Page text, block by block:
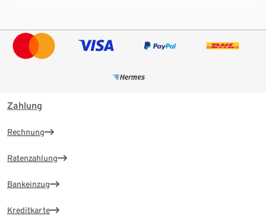
Zahlung
Rechnung
Ratenzahlung
Bankeinzug
Kreditkarte